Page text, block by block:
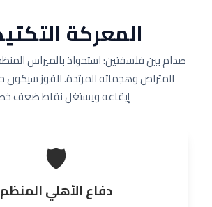
المعركة
صدام بين فلسفتين: استحواذ بالميراس
المتراص وهجماته المرتدة. الفوز
إيقاعه ويستغل نقاط ضعف
🛡️
دفاع الأهلي المنظم